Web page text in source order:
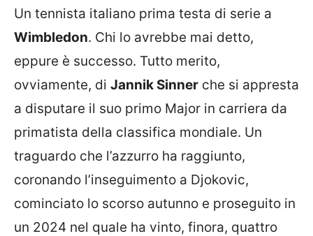
Un tennista italiano prima testa di serie a
Wimbledon. Chi lo avrebbe mai detto,
eppure è successo. Tutto merito,
ovviamente, di Jannik Sinner che si appresta
a disputare il suo primo Major in carriera da
primatista della classifica mondiale. Un
traguardo che l’azzurro ha raggiunto,
coronando l’inseguimento a Djokovic,
cominciato lo scorso autunno e proseguito in
un 2024 nel quale ha vinto, finora, quattro